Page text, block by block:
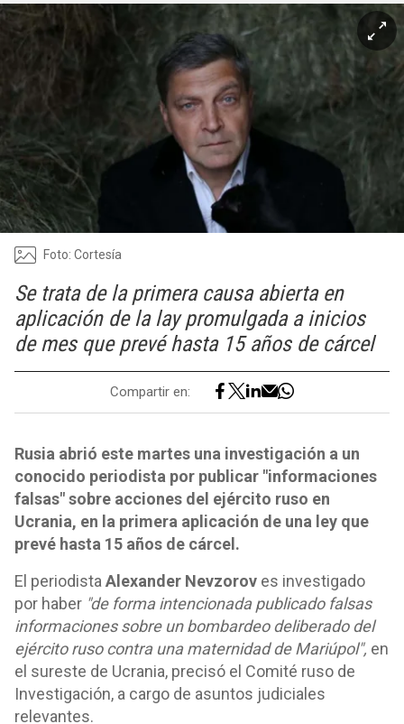
Foto: Cortesía
Se trata de la primera causa abierta en
aplicación de la lay promulgada a inicios
de mes que prevé hasta 15 años de cárcel
Compartir en:
Rusia abrió este martes una investigación a un
conocido periodista por publicar "informaciones
falsas" sobre acciones del ejército ruso en
Ucrania, en la primera aplicación de una ley que
prevé hasta 15 años de cárcel.
El periodista Alexander Nevzorov es investigado
por haber "de forma intencionada publicado falsas
informaciones sobre un bombardeo deliberado del
ejército ruso contra una maternidad de Mariúpol", en
el sureste de Ucrania, precisó el Comité ruso de
Investigación, a cargo de asuntos judiciales
relevantes.